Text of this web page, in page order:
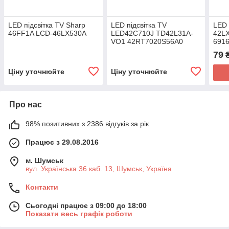
LED підсвітка TV Sharp
46FF1A LCD-46LX530A
Ціну уточнюйте
LED підсвітка TV
LED42C710J TD42L31A-
VO1 42RT7020S56A0
Ціну уточнюйте
LED
79
Про нас
98% позитивних з 2386 відгуків за рік
Працює з 29.08.2016
м. Шумськ
вул. Українська 36 каб. 13, Шумськ, Україна
Контакти
Сьогодні працює з 09:00 до 18:00
Показати весь графік роботи